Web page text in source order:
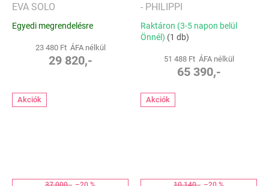
EVA SOLO
Egyedi megrendelésre
23 480 Ft ÁFA nélkül
29 820,-
- PHILIPPI
Raktáron (3-5 napon belül
Önnél) (1 db)
51 488 Ft ÁFA nélkül
65 390,-
Akciók Akciók